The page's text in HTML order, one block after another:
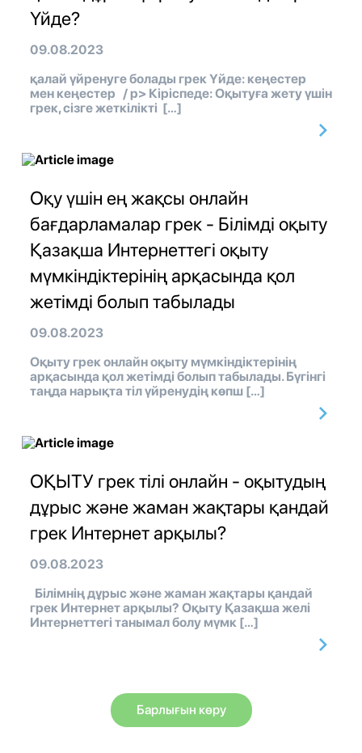
Үйде?
09.08.2023
қалай үйренуге болады грек Үйде: кеңестер
мен кеңестер / p> Кіріспеде: Оқытуға жету үшін
грек, сізге жеткілікті […]
Оқу үшін ең жақсы онлайн
бағдарламалар грек - Білімді оқыту
Қазақша Интернеттегі оқыту
мүмкіндіктерінің арқасында қол
жетімді болып табылады
09.08.2023
Оқыту грек онлайн оқыту мүмкіндіктерінің
арқасында қол жетімді болып табылады. Бүгінгі
таңда нарықта тіл үйренудің көпш […]
ОҚЫТУ грек тілі онлайн - оқытудың
дұрыс және жаман жақтары қандай
грек Интернет арқылы?
09.08.2023
Білімнің дұрыс және жаман жақтары қандай
грек Интернет арқылы? Оқыту Қазақша желі
Интернеттегі танымал болу мүмк […]
Барлығын көру